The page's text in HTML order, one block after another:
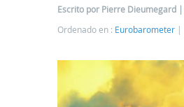
Escrito por Pierre Dieumegard
Ordenado en : Eurobarometer